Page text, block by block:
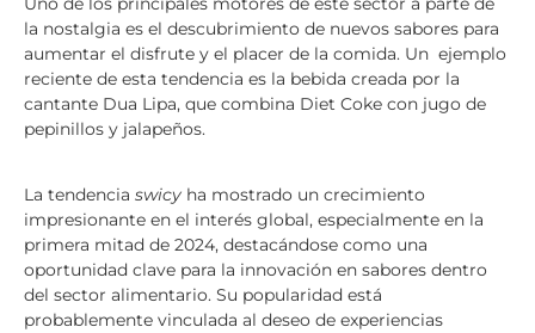
la nostalgia es el descubrimiento de nuevos sabores para
aumentar el disfrute y el placer de la comida. Un ejemplo
reciente de esta tendencia es la bebida creada por la
cantante Dua Lipa, que combina Diet Coke con jugo de
pepinillos y jalapeños.
La tendencia swicy ha mostrado un crecimiento
impresionante en el interés global, especialmente en la
primera mitad de 2024, destacándose como una
oportunidad clave para la innovación en sabores dentro
del sector alimentario. Su popularidad está
probablemente vinculada al deseo de experiencias